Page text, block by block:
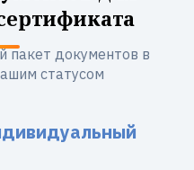
пакет документов в
статусом